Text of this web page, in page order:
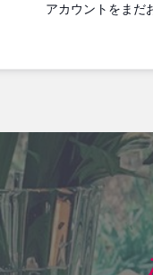
アカウントをまだ